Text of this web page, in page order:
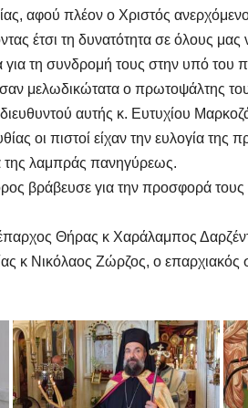
αφού πλέον ο Χριστός
έτσι τη δυνατότητα σε όλους
για τη συνδρομή τους στην υπό
μελωδικώτατα ο πρωτοψάλτης
αυτής κ. Ευτυχίου
οι πιστοί είχαν την ευλογία
της λαμπράς πανηγύρεως.
βράβευσε για την προσφορά
Θήρας κ Χαράλαμπος
κ Νικόλαος Ζώρζος, ο